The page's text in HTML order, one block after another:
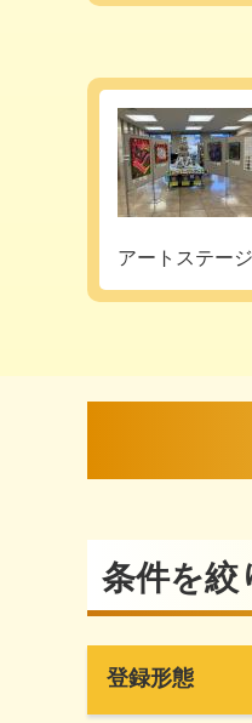
アートステージ
条件を絞
登録形態